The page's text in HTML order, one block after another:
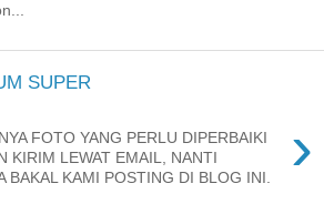
SUPER
›
FOTO YANG PERLU DIPERBAIKI
KIRIM LEWAT EMAIL, NANTI
BAKAL KAMI POSTING DI BLOG INI.